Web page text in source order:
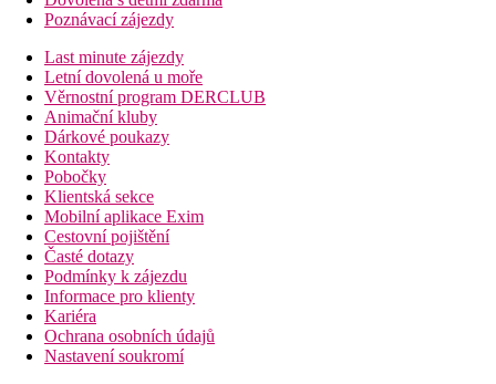
Poznávací zájezdy
Last minute zájezdy
Letní dovolená u moře
Věrnostní program DERCLUB
Animační kluby
Dárkové poukazy
Kontakty
Pobočky
Klientská sekce
Mobilní aplikace Exim
Cestovní pojištění
Časté dotazy
Podmínky k zájezdu
Informace pro klienty
Kariéra
Ochrana osobních údajů
Nastavení soukromí